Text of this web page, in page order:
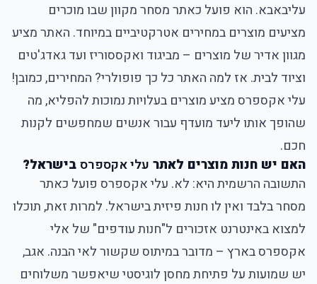
עליבאבא. הוא פועל כאתר מסחר מקוון שבו מוכרים
מציעים מוצרים במחירים אטרקטיביים במיוחד. האתר מציע
מגוון אדיר של מוצרים – מביגוד ואקססוריז ועד גאדג'טים
וציוד לבית. אז למה האתר כל כך פופולרי? המחירים, כמובן!
עלי אקספרס מציע מוצרים בעלויות נמוכות להפליא, מה
שהופך אותו ליעד מועדף עבור אנשים שמחפשים לקנות
חכם.
האם יש חנות מוצרים לאתר עלי אקספרסבישראל?
התשובה הרשמית היא: לא. עלי אקספרס פועל כאתר
מסחר בלבד ואין לו חנות פיזית בישראל. למרות זאת, תוכלו
למצוא באינטרנט אזכורים ל"חנות עודפים" של אלי
אקספרס בארץ – מדובר במיתוס שקשור לאי הבנה. אגב,
יש שמועות על פתיחת מחסן לוגיסטי שיאפשר משלוחים